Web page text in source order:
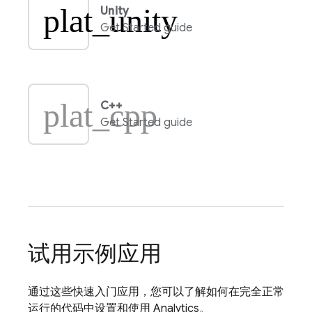
plat_unity
Unity
Get Started guide
plat_cpp
C++
Get Started guide
试用示例应用
通过这些快速入门应用，您可以了解如何在完全正常
运行的代码中设置和使用 Analytics。